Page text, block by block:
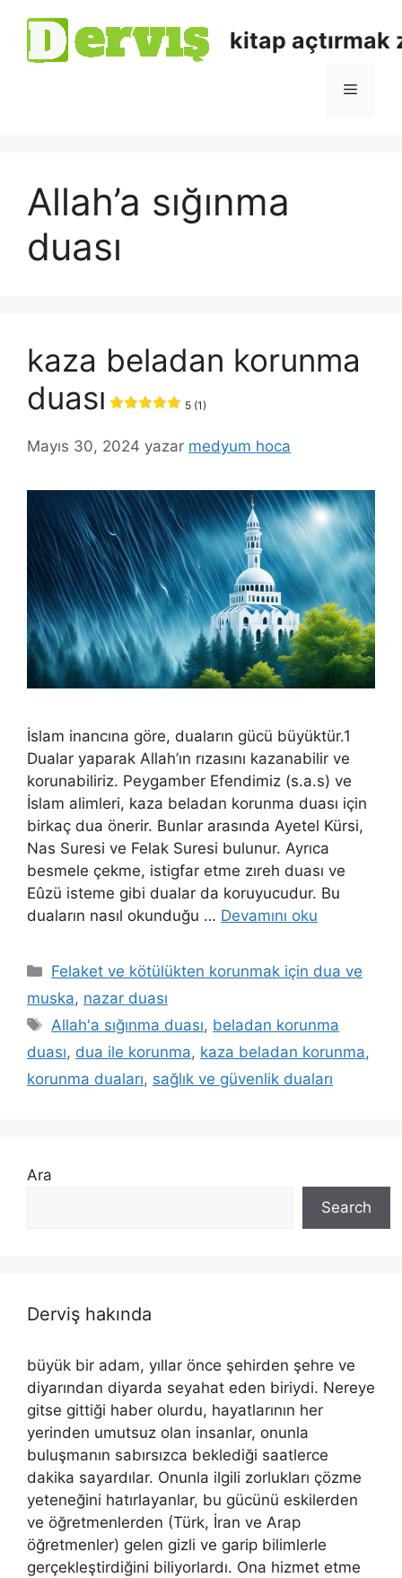
kitap açtırmak
Allah’a sığınma
duası
kaza beladan korunma
duası
5 (1)
Mayıs 30, 2024 yazar medyum hoca
İslam inancına göre, duaların gücü büyüktür.1
Dualar yaparak Allah’ın rızasını kazanabilir ve
korunabiliriz. Peygamber Efendimiz (s.a.s) ve
İslam alimleri, kaza beladan korunma duası için
birkaç dua önerir. Bunlar arasında Ayetel Kürsi,
Nas Suresi ve Felak Suresi bulunur. Ayrıca
besmele çekme, istigfar etme zıreh duası ve
Eûzü isteme gibi dualar da koruyucudur. Bu
duaların nasıl okunduğu … Devamını oku
Felaket ve kötülükten korunmak için dua ve
muska, nazar duası
Allah'a sığınma duası, beladan korunma
duası, dua ile korunma, kaza beladan korunma,
korunma duaları, sağlık ve güvenlik duaları
Ara
Search
Derviş hakında
büyük bir adam, yıllar önce şehirden şehre ve
diyarından diyarda seyahat eden biriydi. Nereye
gitse gittiği haber olurdu, hayatlarının her
yerinden umutsuz olan insanlar, onunla
buluşmanın sabırsızca beklediği saatlerce
dakika sayardılar. Onunla ilgili zorlukları çözme
yeteneğini hatırlayanlar, bu gücünü eskilerden
ve öğretmenlerden (Türk, İran ve Arap
öğretmenler) gelen gizli ve garip bilimlerle
gerçekleştirdiğini biliyorlardı. Ona hizmet etme